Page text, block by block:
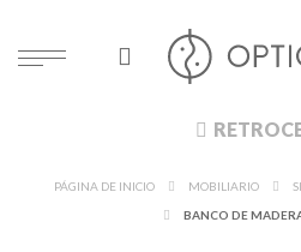
PÁGINA DE INICIO MOBILIARIO